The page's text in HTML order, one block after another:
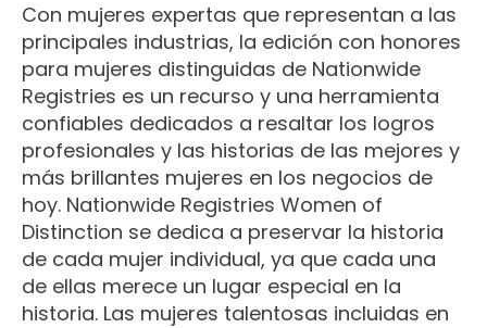
Con mujeres expertas que representan a las
principales industrias, la edición con honores
para mujeres distinguidas de Nationwide
Registries es un recurso y una herramienta
confiables dedicados a resaltar los logros
profesionales y las historias de las mejores y
más brillantes mujeres en los negocios de
hoy. Nationwide Registries Women of
Distinction se dedica a preservar la historia
de cada mujer individual, ya que cada una
de ellas merece un lugar especial en la
historia. Las mujeres talentosas incluidas en